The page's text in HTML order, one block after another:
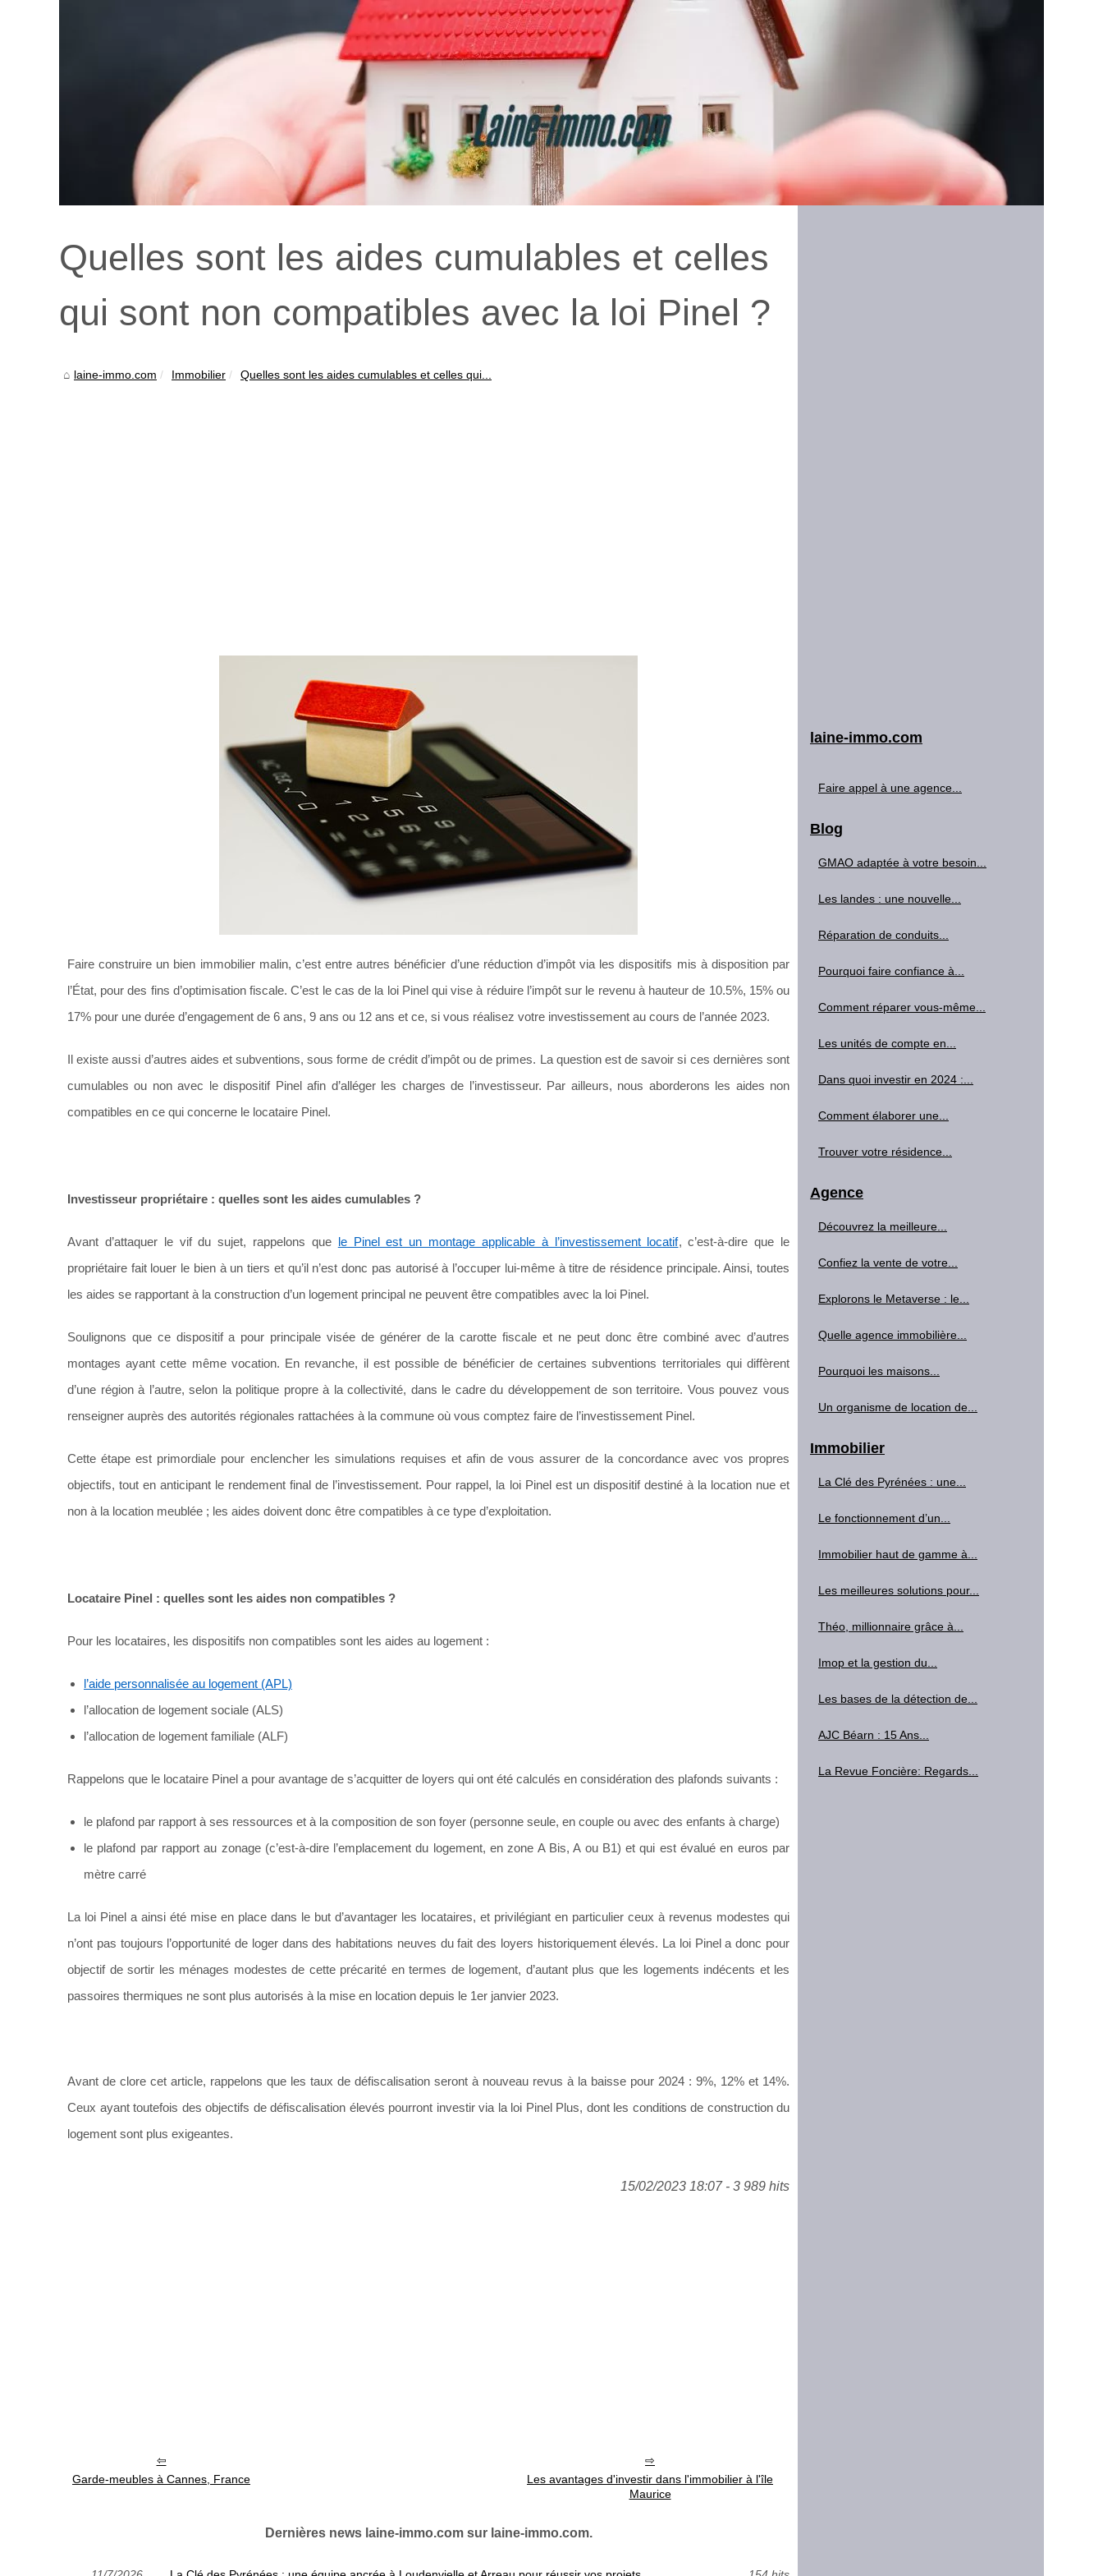
Quelles sont les aides cumulables et celles
qui sont non compatibles avec la loi Pinel ?
laine-immo.com Immobilier Quelles sont les aides cumulables et celles qui...
Faire construire un bien immobilier malin, c’est entre autres bénéficier d’une réduction d’impôt via les dispositifs mis à disposition par
l’État, pour des fins d’optimisation fiscale. C’est le cas de la loi Pinel qui vise à réduire l’impôt sur le revenu à hauteur de 10.5%, 15% ou
17% pour une durée d’engagement de 6 ans, 9 ans ou 12 ans et ce, si vous réalisez votre investissement au cours de l’année 2023.
Il existe aussi d’autres aides et subventions, sous forme de crédit d’impôt ou de primes. La question est de savoir si ces dernières sont
cumulables ou non avec le dispositif Pinel afin d’alléger les charges de l’investisseur. Par ailleurs, nous aborderons les aides non
compatibles en ce qui concerne le locataire Pinel.
Investisseur propriétaire : quelles sont les aides cumulables ?
Avant d’attaquer le vif du sujet, rappelons que le Pinel est un montage applicable à l’investissement locatif, c’est-à-dire que le
propriétaire fait louer le bien à un tiers et qu’il n’est donc pas autorisé à l’occuper lui-même à titre de résidence principale. Ainsi, toutes
les aides se rapportant à la construction d’un logement principal ne peuvent être compatibles avec la loi Pinel.
Soulignons que ce dispositif a pour principale visée de générer de la carotte fiscale et ne peut donc être combiné avec d’autres
montages ayant cette même vocation. En revanche, il est possible de bénéficier de certaines subventions territoriales qui diffèrent
d’une région à l’autre, selon la politique propre à la collectivité, dans le cadre du développement de son territoire. Vous pouvez vous
renseigner auprès des autorités régionales rattachées à la commune où vous comptez faire de l’investissement Pinel.
Cette étape est primordiale pour enclencher les simulations requises et afin de vous assurer de la concordance avec vos propres
objectifs, tout en anticipant le rendement final de l’investissement. Pour rappel, la loi Pinel est un dispositif destiné à la location nue et
non à la location meublée ; les aides doivent donc être compatibles à ce type d’exploitation.
Locataire Pinel : quelles sont les aides non compatibles ?
Pour les locataires, les dispositifs non compatibles sont les aides au logement :
l’aide personnalisée au logement (APL)
l’allocation de logement sociale (ALS)
l’allocation de logement familiale (ALF)
Rappelons que le locataire Pinel a pour avantage de s’acquitter de loyers qui ont été calculés en considération des plafonds suivants :
le plafond par rapport à ses ressources et à la composition de son foyer (personne seule, en couple ou avec des enfants à charge)
le plafond par rapport au zonage (c’est-à-dire l’emplacement du logement, en zone A Bis, A ou B1) et qui est évalué en euros par
mètre carré
La loi Pinel a ainsi été mise en place dans le but d’avantager les locataires, et privilégiant en particulier ceux à revenus modestes qui
n’ont pas toujours l’opportunité de loger dans des habitations neuves du fait des loyers historiquement élevés. La loi Pinel a donc pour
objectif de sortir les ménages modestes de cette précarité en termes de logement, d’autant plus que les logements indécents et les
passoires thermiques ne sont plus autorisés à la mise en location depuis le 1 er janvier 2023.
Avant de clore cet article, rappelons que les taux de défiscalisation seront à nouveau revus à la baisse pour 2024 : 9%, 12% et 14%.
Ceux ayant toutefois des objectifs de défiscalisation élevés pourront investir via la loi Pinel Plus, dont les conditions de construction du
logement sont plus exigeantes.
15/02/2023 18:07 - 3 989 hits
Garde-meubles à Cannes, France
Les avantages d'investir dans l'immobilier à l'île
Maurice
Dernières news laine-immo.com sur laine-immo.com.
laine-immo.com
Faire appel à une agence...
Blog
GMAO adaptée à votre besoin...
Les landes : une nouvelle...
Réparation de conduits...
Pourquoi faire confiance à...
Comment réparer vous-même...
Les unités de compte en...
Dans quoi investir en 2024 :...
Comment élaborer une...
Trouver votre résidence...
Agence
Découvrez la meilleure...
Confiez la vente de votre...
Explorons le Metaverse : le...
Quelle agence immobilière...
Pourquoi les maisons...
Un organisme de location de...
Immobilier
La Clé des Pyrénées : une...
Le fonctionnement d’un...
Immobilier haut de gamme à...
Les meilleures solutions pour...
Théo, millionnaire grâce à...
Imop et la gestion du...
Les bases de la détection de...
AJC Béarn : 15 Ans...
La Revue Foncière: Regards...